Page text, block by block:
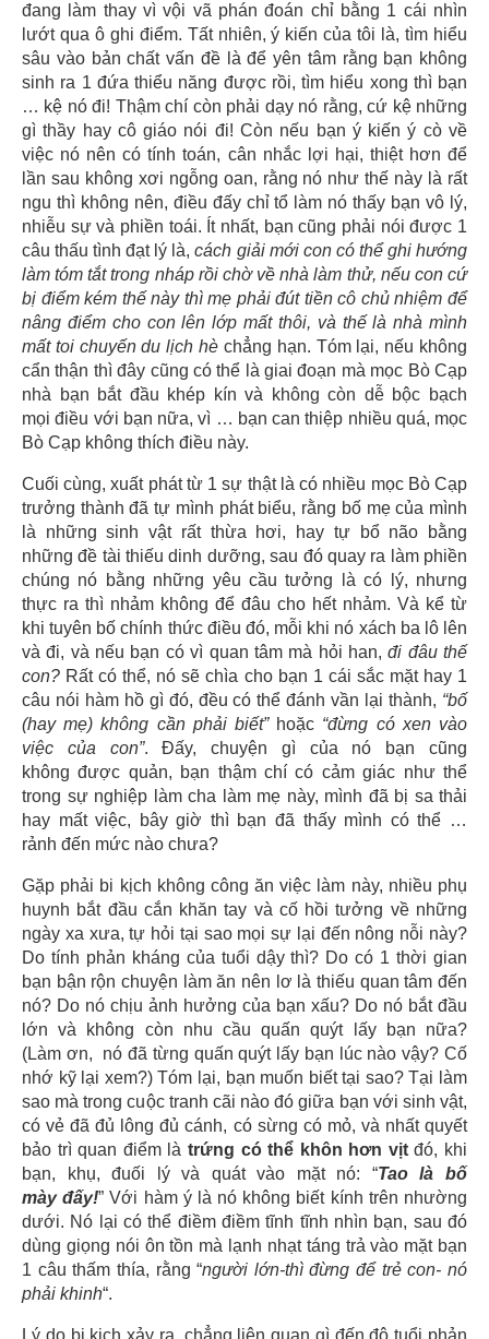
đang làm thay vì vội vã phán đoán chỉ bằng 1 cái nhìn
lướt qua ô ghi điểm. Tất nhiên, ý kiến của tôi là, tìm hiểu
sâu vào bản chất vấn đề là để yên tâm rằng bạn không
sinh ra 1 đứa thiểu năng được rồi, tìm hiểu xong thì bạn
… kệ nó đi! Thậm chí còn phải dạy nó rằng, cứ kệ những
gì thầy hay cô giáo nói đi! Còn nếu bạn ý kiến ý cò về
việc nó nên có tính toán, cân nhắc lợi hại, thiệt hơn để
lần sau không xơi ngỗng oan, rằng nó như thế này là rất
ngu thì không nên, điều đấy chỉ tổ làm nó thấy bạn vô lý,
nhiễu sự và phiền toái. Ít nhất, bạn cũng phải nói được 1
câu thấu tình đạt lý là,cách giải mới con có thể ghi hướng
làm tóm tắt trong nháp rồi chờ về nhà làm thử, nếu con cứ
bị điểm kém thế này thì mẹ phải đút tiền cô chủ nhiệm để
nâng điểm cho con lên lớp mất thôi, và thế là nhà mình
mất toi chuyến du lịch hè chẳng hạn. Tóm lại, nếu không
cẩn thận thì đây cũng có thể là giai đoạn mà mọc Bò Cạp
nhà bạn bắt đầu khép kín và không còn dễ bộc bạch
mọi điều với bạn nữa, vì … bạn can thiệp nhiều quá, mọc
Bò Cạp không thích điều này.
Cuối cùng, xuất phát từ 1 sự thật là có nhiều mọc Bò Cạp
trưởng thành đã tự mình phát biểu, rằng bố mẹ của mình
là những sinh vật rất thừa hơi, hay tự bổ não bằng
những đề tài thiếu dinh dưỡng, sau đó quay ra làm phiền
chúng nó bằng những yêu cầu tưởng là có lý, nhưng
thực ra thì nhảm không để đâu cho hết nhảm. Và kể từ
khi tuyên bố chính thức điều đó, mỗi khi nó xách ba lô lên
và đi, và nếu bạn có vì quan tâm mà hỏi han,đi đâu thế
con? Rất có thể, nó sẽ chìa cho bạn 1 cái sắc mặt hay 1
câu nói hàm hồ gì đó, đều có thể đánh vần lại thành, “bố
(hay mẹ) không cần phải biết”hoặc “đừng có xen vào
việc của con”. Đấy, chuyện gì của nó bạn cũng
không được quản, bạn thậm chí có cảm giác như thể
trong sự nghiệp làm cha làm mẹ này, mình đã bị sa thải
hay mất việc, bây giờ thì bạn đã thấy mình có thể …
rảnh đến mức nào chưa?
Gặp phải bi kịch không công ăn việc làm này, nhiều phụ
huynh bắt đầu cắn khăn tay và cố hồi tưởng về những
ngày xa xưa, tự hỏi tại sao mọi sự lại đến nông nỗi này?
Do tính phản kháng của tuổi dậy thì? Do có 1 thời gian
bạn bận rộn chuyện làm ăn nên lơ là thiếu quan tâm đến
nó? Do nó chịu ảnh hưởng của bạn xấu? Do nó bắt đầu
lớn và không còn nhu cầu quấn quýt lấy bạn nữa?
(Làm ơn, nó đã từng quấn quýt lấy bạn lúc nào vậy? Cố
nhớ kỹ lại xem?) Tóm lại, bạn muốn biết tại sao? Tại làm
sao mà trong cuộc tranh cãi nào đó giữa bạn với sinh vật,
có vẻ đã đủ lông đủ cánh, có sừng có mỏ, và nhất quyết
bảo trì quan điểm là trứng có thể khôn hơn vịtđó, khi
bạn, khụ, đuối lý và quát vào mặt nó: “Tao là bố
mày đấy!” Với hàm ý là nó không biết kính trên nhường
dưới. Nó lại có thể điềm điềm tĩnh tĩnh nhìn bạn, sau đó
dùng giọng nói ôn tồn mà lạnh nhạt táng trả vào mặt bạn
1 câu thấm thía, rằng “người lớn-thì đừng để trẻ con- nó
phải khinh“.
Lý do bi kịch xảy ra, chẳng liên quan gì đến độ tuổi phản